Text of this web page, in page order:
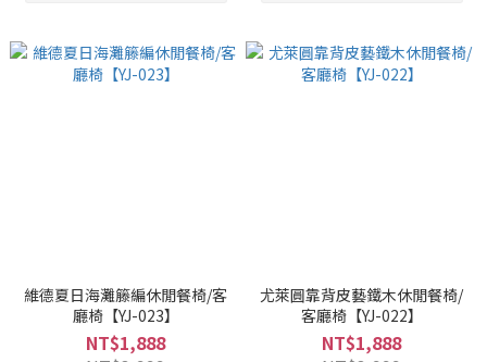
維德夏日海灘籐編休閒餐椅/客
廳椅【YJ-023】
NT$1,888
尤萊圓靠背皮藝鐵木休閒餐椅/
客廳椅【YJ-022】
NT$1,888